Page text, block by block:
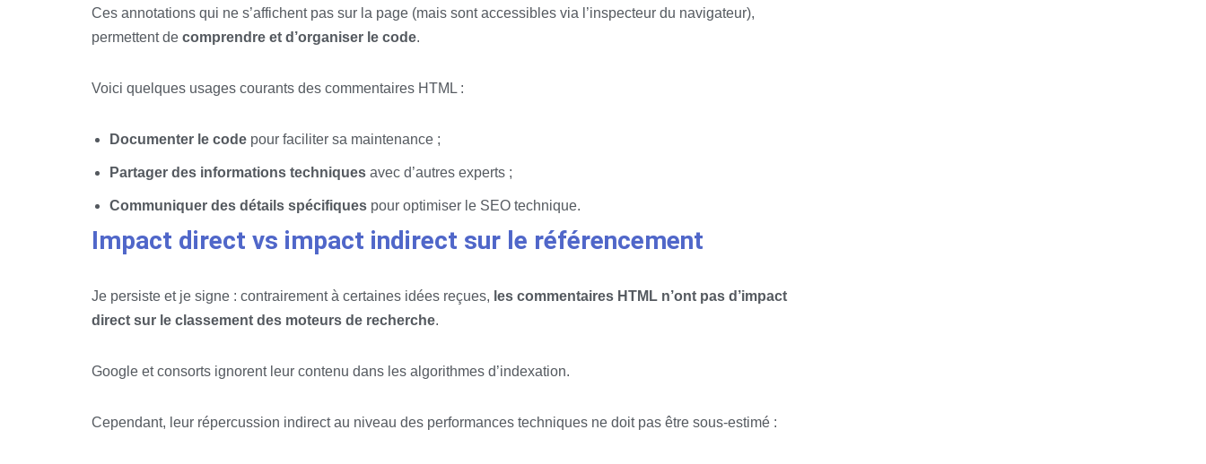
Ces annotations qui ne s’affichent pas sur la page (mais sont accessibles via l’inspecteur du navigateur),
permettent de comprendre et d’organiser le code.
Voici quelques usages courants des commentaires HTML :
Documenter le code pour faciliter sa maintenance ;
Partager des informations techniques avec d’autres experts ;
Communiquer des détails spécifiques pour optimiser le SEO technique.
Impact direct vs impact indirect sur le référencement
Je persiste et je signe : contrairement à certaines idées reçues, les commentaires HTML n’ont pas d’impact
direct sur le classement des moteurs de recherche.
Google et consorts ignorent leur contenu dans les algorithmes d’indexation.
Cependant, leur répercussion indirect au niveau des performances techniques ne doit pas être sous-estimé :